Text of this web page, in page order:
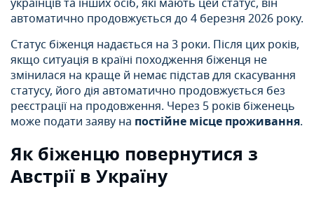
українців та інших осіб, які мають цей статус, він
автоматично продовжується до 4 березня 2026 року.
Статус біженця надається на 3 роки. Після цих років,
якщо ситуація в країні походження біженця не
змінилася на краще й немає підстав для скасування
статусу, його дія автоматично продовжується без
реєстрації на продовження. Через 5 років біженець
може подати заяву на постійне місце проживання.
Як біженцю повернутися з
Австрії в Україну